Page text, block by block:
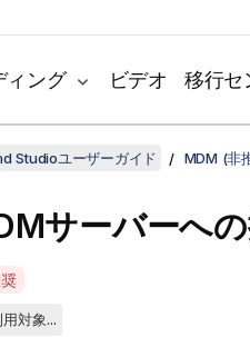
ィング ビデオ 移行セ
Studioユーザーガイド MDM (非
サーバーへ
対象...